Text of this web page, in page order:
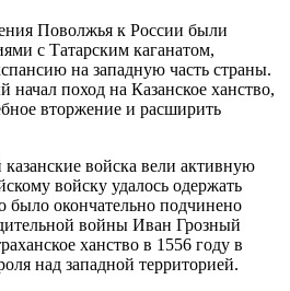
Поволжья к России были
с Татарским каганатом,
на западную часть страны.
поход на Казанское ханство,
вторжение и расширить
войска вели активную
войску удалось одержать
было окончательно подчинено
войны Иван Грозный
ханство в 1556 году в
над западной территорией.